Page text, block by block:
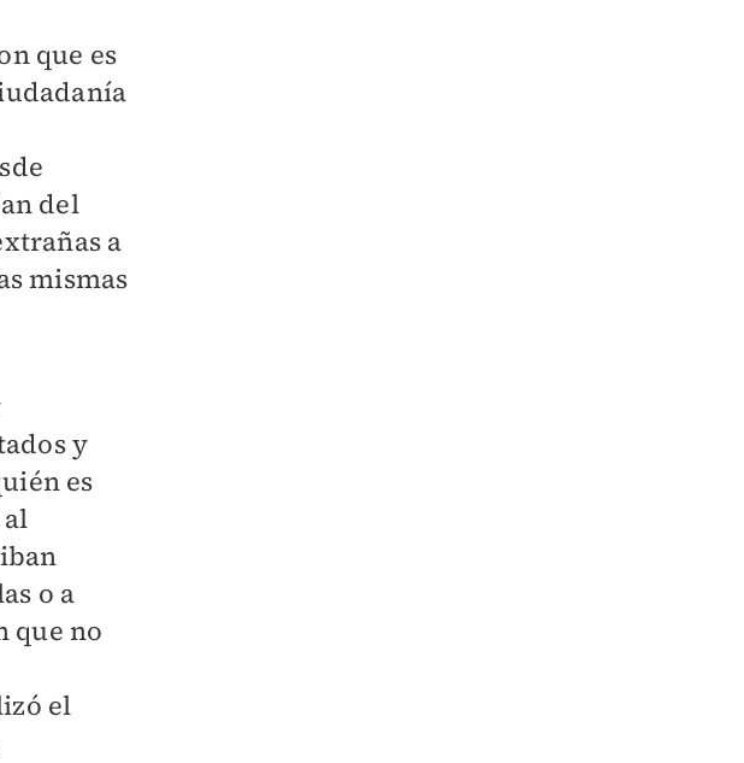
que es
del
a
mismas
y
es
o a
que no
el